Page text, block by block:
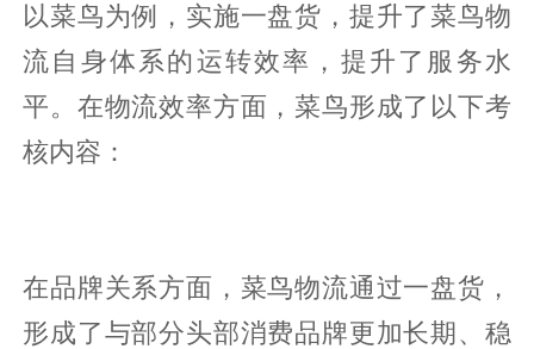
以菜鸟为例，实施一盘货，提升了菜鸟物
流自身体系的运转效率，提升了服务水
平。在物流效率方面，菜鸟形成了以下考
核内容：
在品牌关系方面，菜鸟物流通过一盘货，
形成了与部分头部消费品牌更加长期、稳